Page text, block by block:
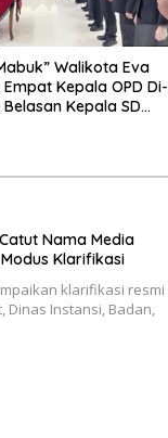
Walikota Eva
Kepala OPD Di-
Kepala SD
Nama Media
Klarifikasi
klarifikasi resmi
Instansi, Badan,